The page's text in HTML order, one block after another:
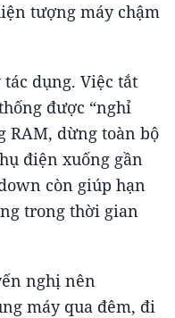
tượng máy chậm
dụng. Việc tắt
được “nghỉ
RAM, dừng toàn bộ
điện xuống gần
còn giúp hạn
trong thời gian
nghị nên
máy qua đêm, đi